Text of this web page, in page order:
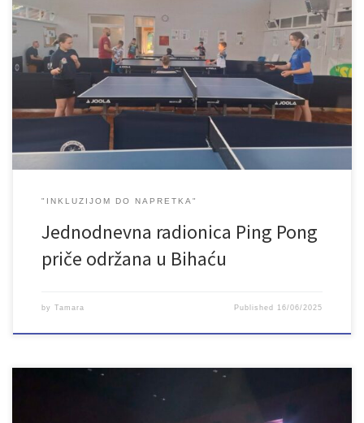
Jednodnevna radionica “Ping Pong priče” održana je u sklopu
projekta „Inkluzijom do napretka” koji provodi Udruženje LAN u
partnerstvu sa Secours populaire Seine-et-Marne iz Francuske. Cilj
radionice bio je da djeca kroz igru, razgovor i kreativni rad
razvijaju fair-play, međusobno poštovanje i izražavanje emocija.
Dvije grupe – mlađa i starija […]
"INKLUZIJOM DO NAPRETKA"
Jednodnevna radionica Ping Pong
priče održana u Bihaću
by Tamara Published 16/06/2025